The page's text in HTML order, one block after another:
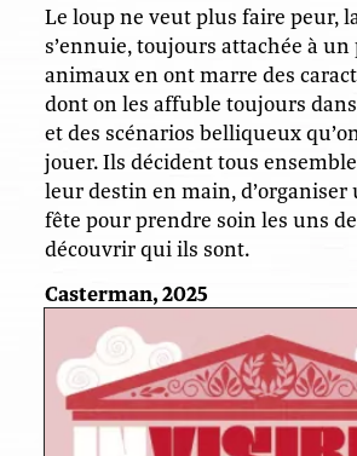
Le loup ne veut plus faire peur,
s’ennuie, toujours attachée à
animaux en ont marre des
dont on les affuble toujours
et des scénarios belliqueux
jouer. Ils décident tous
leur destin en main, d’organiser
fête pour prendre soin les uns
découvrir qui ils sont.
Casterman, 2025